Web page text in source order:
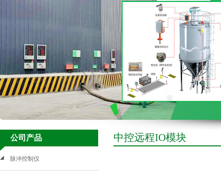
公司产品
脉冲控制仪
中控远程IO模块